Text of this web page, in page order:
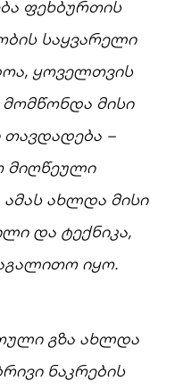
ფეხბურთის
საყვარელი
ყოველთვის
მომწონდა მისი
თავდადება –
მიღწეული
ამას ახლდა მისი
და ტექნიკა,
ალითო იყო.
გზა ახლდა
ნაკრების